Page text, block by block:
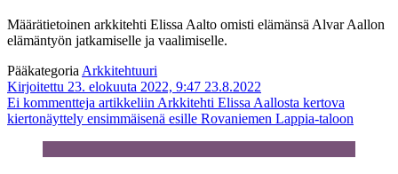
Määrätietoinen arkkitehti Elissa Aalto omisti elämänsä Alvar Aallon
elämäntyön jatkamiselle ja vaalimiselle.
PääkategoriaArkkitehtuuri
Kirjoitettu 23. elokuuta 2022, 9:47 23.8.2022
Ei kommentteja artikkeliin Arkkitehti Elissa Aallosta kertova
kiertonäyttely ensimmäisenä esille Rovaniemen Lappia-taloon